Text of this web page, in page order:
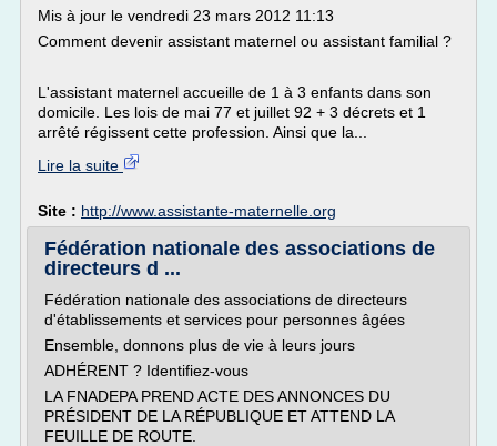
Mis à jour le vendredi 23 mars 2012 11:13
Comment devenir assistant maternel ou assistant familial ?
L'assistant maternel accueille de 1 à 3 enfants dans son
domicile. Les lois de mai 77 et juillet 92 + 3 décrets et 1
arrêté régissent cette profession. Ainsi que la...
Lire la suite
Site : http://www.assistante-maternelle.org
Fédération nationale des associations de
directeurs d ...
Fédération nationale des associations de directeurs
d'établissements et services pour personnes âgées
Ensemble, donnons plus de vie à leurs jours
ADHÉRENT ? Identifiez-vous
LA FNADEPA PREND ACTE DES ANNONCES DU
PRÉSIDENT DE LA RÉPUBLIQUE ET ATTEND LA
FEUILLE DE ROUTE.